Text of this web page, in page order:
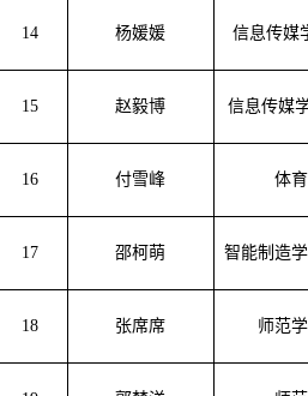
14 杨媛媛 信息传媒
15 赵毅博 信息传媒
16 付雪峰 体
17 邵柯萌 智能制造
18 张席席 师范